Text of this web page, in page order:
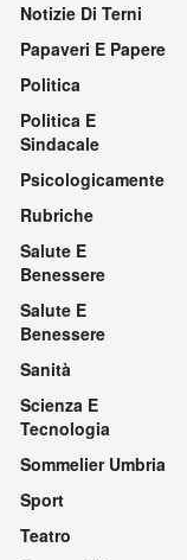
Notizie Di Terni
Papaveri E Papere
Politica
Politica E
Sindacale
Psicologicamente
Rubriche
Salute E
Benessere
Salute E
Benessere
Sanità
Scienza E
Tecnologia
Sommelier Umbria
Sport
Teatro